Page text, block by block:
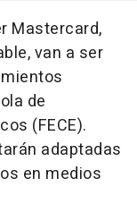
Mastercard,
van a ser
de
(FECE).
adaptadas
en medios